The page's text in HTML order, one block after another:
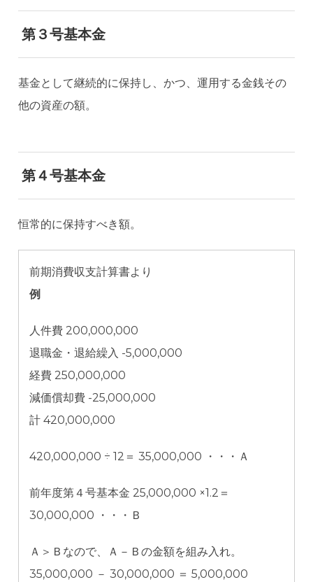
第３号基本金
基金として継続的に保持し、かつ、運用する金銭その
他の資産の額。
第４号基本金
恒常的に保持すべき額。
前期消費収支計算書より
例
人件費 200,000,000
退職金・退給繰入 -5,000,000
経費 250,000,000
減価償却費 -25,000,000
計 420,000,000
420,000,000 ÷ 12＝ 35,000,000 ・・・Ａ
前年度第４号基本金 25,000,000 ×1.2＝
30,000,000 ・・・Ｂ
Ａ＞Ｂなので、Ａ－Ｂの金額を組み入れ。
35,000,000 － 30,000,000 ＝ 5,000,000